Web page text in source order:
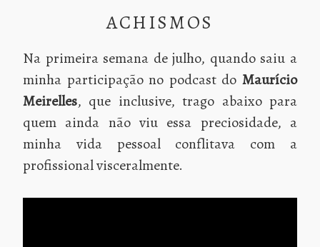
ACHISMOS
Na primeira semana de julho, quando saiu a
minha participação no podcast do Maurício
Meirelles, que inclusive, trago abaixo para
quem ainda não viu essa preciosidade, a
minha vida pessoal conflitava com a
profissional visceralmente.